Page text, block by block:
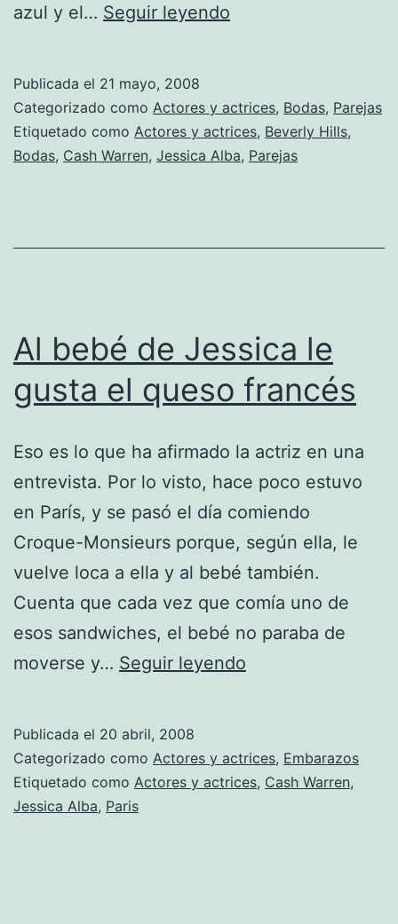
azul y el… Seguir leyendo
ha
casado
con
Publicada el 21 mayo, 2008
Categorizado como Actores y actrices, Bodas, Parejas
Etiquetado como Actores y actrices, Beverly Hills,
Bodas, Cash Warren, Jessica Alba, Parejas
Al bebé de Jessica le
gusta el queso francés
Eso es lo que ha afirmado la actriz en una
entrevista. Por lo visto, hace poco estuvo
en París, y se pasó el día comiendo
Croque-Monsieurs porque, según ella, le
vuelve loca a ella y al bebé también.
Cuenta que cada vez que comía uno de
esos sandwiches, el bebé no paraba de
moverse y… Seguir leyendo
Jessica
le
Publicada el 20 abril, 2008
Categorizado como Actores y actrices, Embarazos
Etiquetado como Actores y actrices, Cash Warren,
Jessica Alba, Paris